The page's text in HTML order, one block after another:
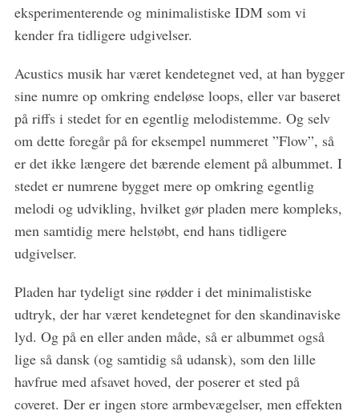
eksperimenterende og minimalistiske IDM som vi
kender fra tidligere udgivelser.
Acustics musik har været kendetegnet ved, at han bygger
sine numre op omkring endeløse loops, eller var baseret
på riffs i stedet for en egentlig melodistemme. Og selv
om dette foregår på for eksempel nummeret ”Flow”, så
er det ikke længere det bærende element på albummet. I
stedet er numrene bygget mere op omkring egentlig
melodi og udvikling, hvilket gør pladen mere kompleks,
men samtidig mere helstøbt, end hans tidligere
udgivelser.
Pladen har tydeligt sine rødder i det minimalistiske
udtryk, der har været kendetegnet for den skandinaviske
lyd. Og på en eller anden måde, så er albummet også
lige så dansk (og samtidig så udansk), som den lille
havfrue med afsavet hoved, der poserer et sted på
coveret. Der er ingen store armbevægelser, men effekten
h
f
r
: